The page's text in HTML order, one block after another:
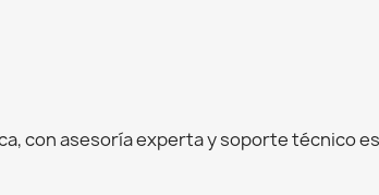
con asesoría experta y soporte técnico